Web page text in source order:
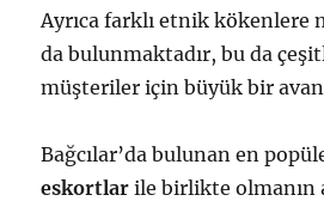
Ayrıca farklı etnik kökenlere
da bulunmaktadır, bu da
müşteriler için büyük bir
Bağcılar’da bulunan en
eskortlar ile birlikte olmanın